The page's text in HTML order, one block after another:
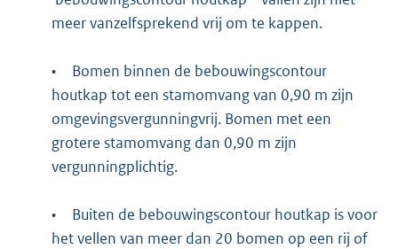
meer vanzelfsprekend vrij om te kappen.
•
Bomen binnen de bebouwingscontour
houtkap tot een stamomvang van 0,90 m zijn
omgevingsvergunningvrij. Bomen met een
grotere stamomvang dan 0,90 m zijn
vergunningplichtig.
•
Buiten de bebouwingscontour houtkap is voor
het vellen van meer dan 20 bomen op een rij of